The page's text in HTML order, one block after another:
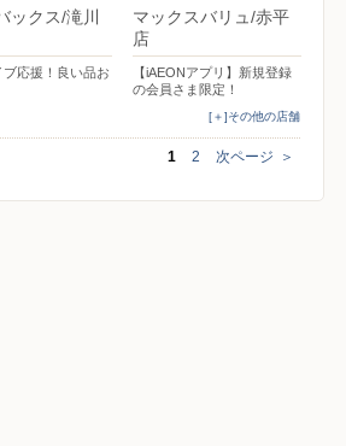
ックス/滝川
ブ応援！良い品お
マックスバリュ/赤平
店
【iAEONアプリ】新規登録
の会員さま限定！
[＋]その他の店舗
1 2 次ページ ＞